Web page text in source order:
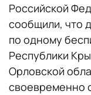
Российской
сообщили, что
по одному
Республики
Орловской
своевременно